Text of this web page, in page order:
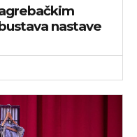
nastave